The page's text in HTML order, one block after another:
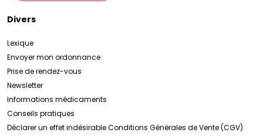
Divers
Lexique
Envoyer mon ordonnance
Prise de rendez-vous
Newsletter
Informations médicaments
Conseils pratiques
Déclarer un effet indésirableConditions Générales de Vente (CGV)